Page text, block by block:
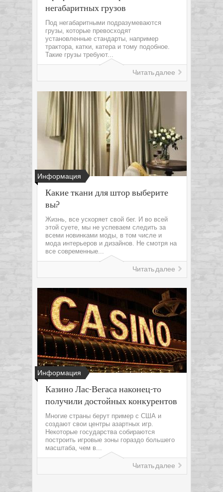
негабаритных грузов
Под негабаритными подразумеваются
грузы, которые превосходят
установленные стандарты, например
трактора, катки, катера и тому подобное.
Такие грузы требуют...
Читать далее
Информация
Какие ткани для штор выберите
вы?
Жизнь, все ускоряет свой бег. И во всей
этой суете, мы не успеваем следить за
всеми новинками моды, в том числе и
мода интерьеров и дизайнов. Не смотря на
все современные...
Читать далее
Информация
Казино Лас-Вегаса наконец-то
получили достойных конкурентов
Многие страны берут пример с США и
создают свои центры азартных игр.
Некоторые государства собираются
построить игровые зоны гораздо большего
масштаба, чем в...
Читать далее